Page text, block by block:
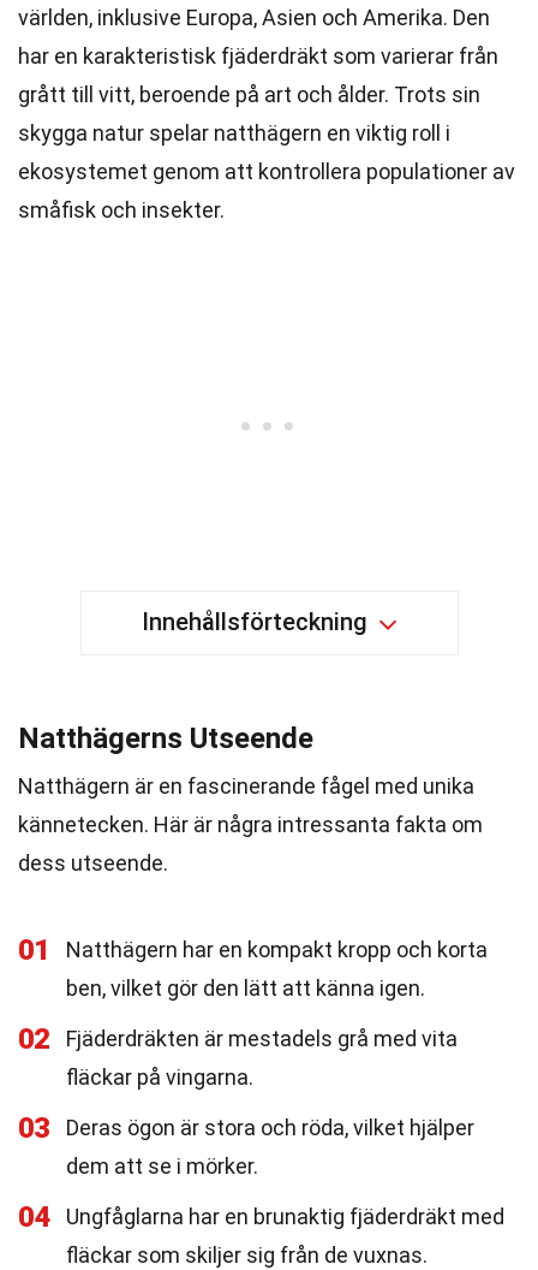
världen, inklusive Europa, Asien och Amerika. Den
har en karakteristisk fjäderdräkt som varierar från
grått till vitt, beroende på art och ålder. Trots sin
skygga natur spelar natthägern en viktig roll i
ekosystemet genom att kontrollera populationer av
småfisk och insekter.
Innehållsförteckning
Natthägerns Utseende
Natthägern är en fascinerande fågel med unika
kännetecken. Här är några intressanta fakta om
dess utseende.
01
Natthägern har en kompakt kropp och korta
ben, vilket gör den lätt att känna igen.
02
Fjäderdräkten är mestadels grå med vita
fläckar på vingarna.
03
Deras ögon är stora och röda, vilket hjälper
dem att se i mörker.
04
Ungfåglarna har en brunaktig fjäderdräkt med
fläckar som skiljer sig från de vuxnas.